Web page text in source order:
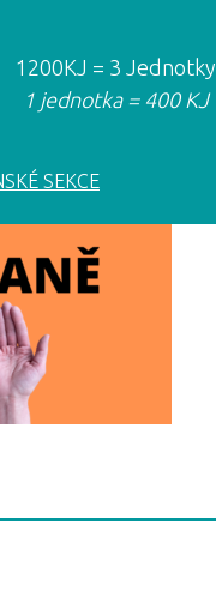
1200KJ = 3 Jednotky
1 jednotka = 400 KJ
SEKCE